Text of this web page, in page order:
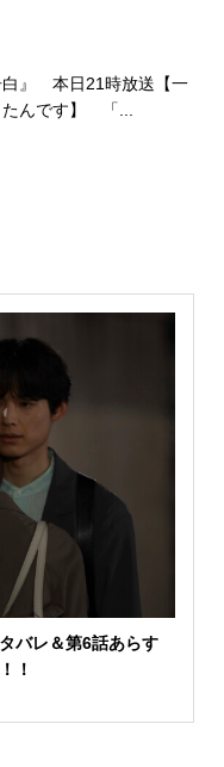
白』 本日21時放送【一
んです】 「...
バレ＆第6話あらす
！